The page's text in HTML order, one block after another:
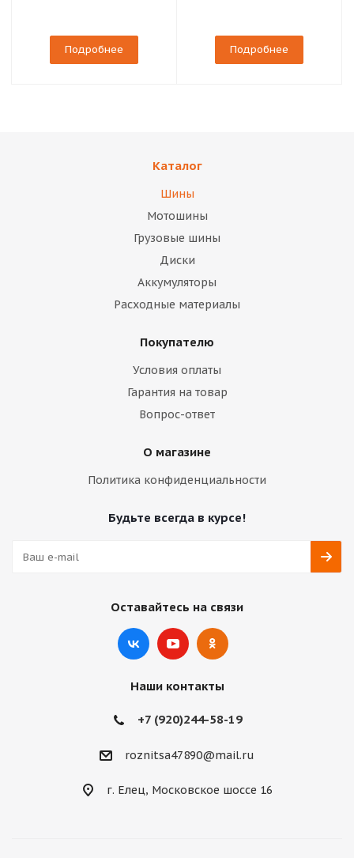
Подробнее Подробнее
Каталог
Шины
Мотошины
Грузовые шины
Диски
Аккумуляторы
Расходные материалы
Покупателю
Условия оплаты
Гарантия на товар
Вопрос-ответ
О магазине
Политика конфиденциальности
Будьте всегда в курсе!
Оставайтесь на связи
Наши контакты
+7 (920)244-58-19
roznitsa47890@mail.ru
г. Елец, Московское шоссе 16